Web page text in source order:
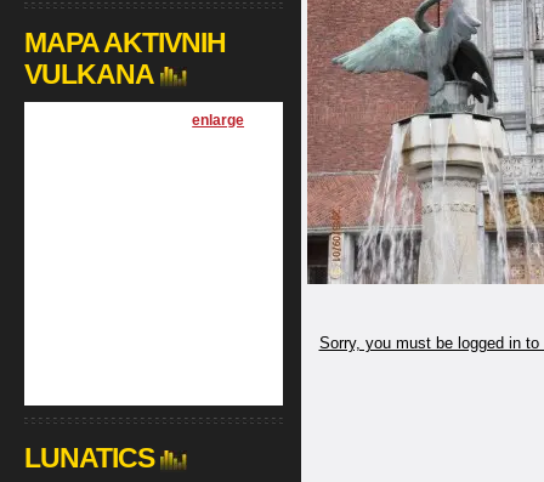
Sorry, you must be logged in
MAPA AKTIVNIH
VULKANA
[enlarge
LUNATICS